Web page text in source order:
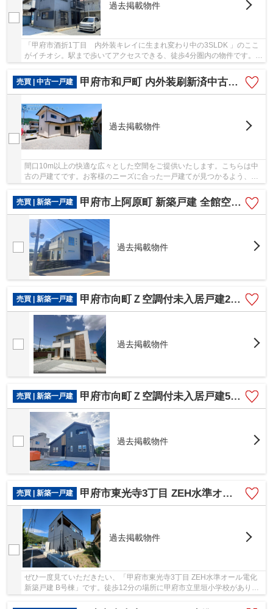
過去掲載物件
「甲府市酒折1丁目 内外装キレイに生まれ変わり中の3SLDK 」のここ
がイチオシ。駅まで歩いてアクセスできる、徒歩4分圏内の物件です。快
適な住環境が魅力的な中古の戸建て物件で充実...
売買 | 中古一戸建
甲府市和戸町 内外装刷新済中古戸建 全室洋室 3LDK
過去掲載物件
間口10m以上の快適な広々とした空間をご提供いたします。こちらは中
古の戸建てです。お客様のニーズに合った一戸建てが見つかるよう、当
社は甲府市の中央線酒折近くにある一戸建て情報...
売買 | 新築一戸建
甲府市上阿原町 新築戸建 全館空調搭載・南東角地 車並列駐車
過去掲載物件
売買 | 新築一戸建 甲府市向町Ｚ空調付未入居戸建2号棟 南道路 小屋裏収納付
過去掲載物件
売買 | 新築一戸建 甲府市向町Ｚ空調付未入居戸建5号棟 勾配天井吹き抜け 納戸2
過去掲載物件
売買 | 新築一戸建 甲府市東光寺3丁目 ZEH水準オール電化新築戸建 B号棟
過去掲載物件
ぜひ一度見ていただきたい、「甲府市東光寺3丁目 ZEH水準オール電化
新築戸建 B号棟」です。徒歩12分の場所に甲府市立里垣小学校がありま